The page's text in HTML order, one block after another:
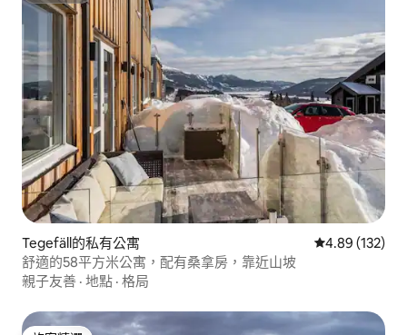
Tegefäll的私有公寓 從 132 則評價
4.89 (132)
舒適的58平方米公寓，配有桑拿房，靠近山坡
親子友善 · 地點 · 格局